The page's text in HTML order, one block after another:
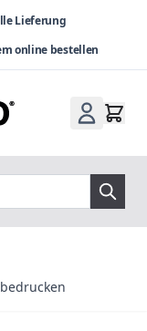
Lieferung
online bestellen